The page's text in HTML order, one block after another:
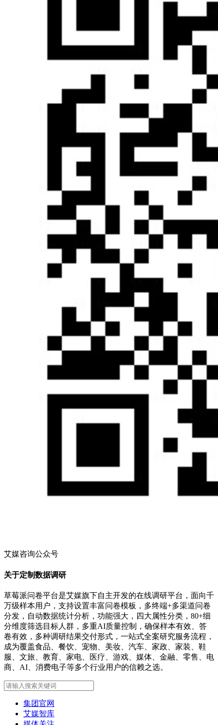
艾媒咨询公众号
关于定制数据调研
草莓派问卷平台是艾媒旗下自主开发的在线调研平台，面向千
万级样本用户，支持设置丰富问卷模板，多终端+多渠道问卷
分发，自动数据统计分析，功能强大，四大属性分类，80+细
分维度筛选目标人群，多重AI质量控制，确保样本有效、答
卷有效，多种调研结果交付形式，一站式全案研究服务流程，
成为覆盖食品、餐饮、宠物、美妆、汽车、家政、家装、鞋
服、文旅、教育、家电、医疗、游戏、媒体、金融、零售、电
商、AI、消费电子等多个行业用户的信赖之选。
集团官网
艾媒智库